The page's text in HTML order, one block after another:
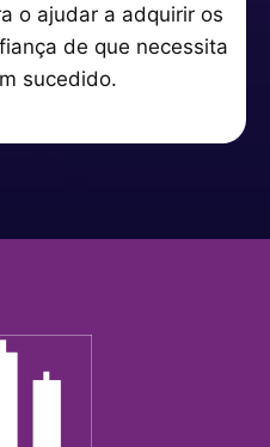
o ajudar a adquirir os
de que necessita
sucedido.